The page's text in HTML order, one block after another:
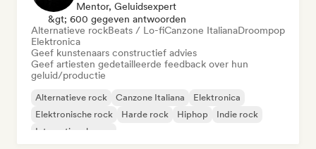
Mentor, Geluidsexpert
&gt; 600 gegeven antwoorden
Alternatieve rockBeats / Lo-fiCanzone ItalianaDroompop
Elektronica
Geef kunstenaars constructief advies
Geef artiesten gedetailleerde feedback over hun
geluid/productie
Alternatieve rock Canzone Italiana
Elektronica
Elektronische rock
Harde rock Hiphop
Indie rock
Internationale pop